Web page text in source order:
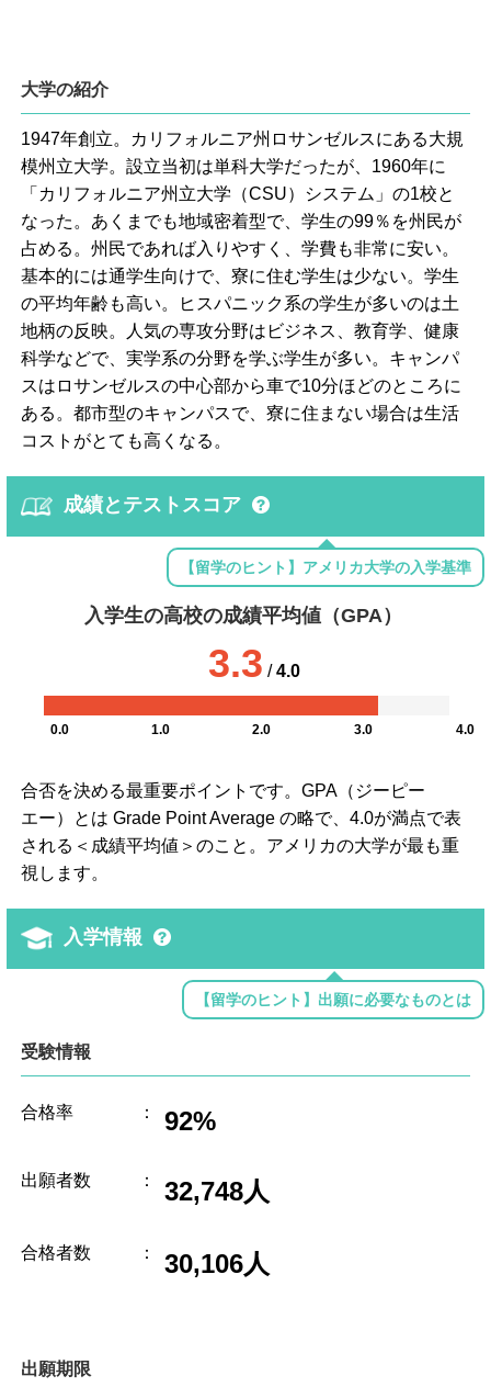
大学の紹介
1947年創立。カリフォルニア州ロサンゼルスにある大規
模州立大学。設立当初は単科大学だったが、1960年に
「カリフォルニア州立大学（CSU）システム」の1校と
なった。あくまでも地域密着型で、学生の99％を州民が
占める。州民であれば入りやすく、学費も非常に安い。
基本的には通学生向けで、寮に住む学生は少ない。学生
の平均年齢も高い。ヒスパニック系の学生が多いのは土
地柄の反映。人気の専攻分野はビジネス、教育学、健康
科学などで、実学系の分野を学ぶ学生が多い。キャンパ
スはロサンゼルスの中心部から車で10分ほどのところに
ある。都市型のキャンパスで、寮に住まない場合は生活
コストがとても高くなる。
成績とテストスコア
【留学のヒント】アメリカ大学の入学基準
入学生の高校の成績平均値（GPA）
3.3 /4.0
0.0 1.0 2.0 3.0 4.0
合否を決める最重要ポイントです。GPA（ジーピー
エー）とは Grade Point Average の略で、4.0が満点で表
される＜成績平均値＞のこと。アメリカの大学が最も重
視します。
入学情報
【留学のヒント】出願に必要なものとは
受験情報
合格率 ： 92%
出願者数 ： 32,748人
合格者数 ： 30,106人
出願期限